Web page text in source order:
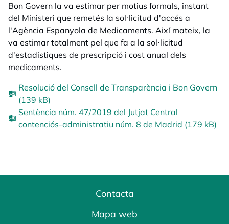
Bon Govern la va estimar per motius formals, instant
del Ministeri que remetés la sol·licitud d'accés a
l'Agència Espanyola de Medicaments. Així mateix, la
va estimar totalment pel que fa a la sol·licitud
d'estadístiques de prescripció i cost anual dels
medicaments.
Resolució del Consell de Transparència i Bon Govern
(139 kB)
Sentència núm. 47/2019 del Jutjat Central
contenciós-administratiu núm. 8 de Madrid (179 kB)
Contacta
Mapa web